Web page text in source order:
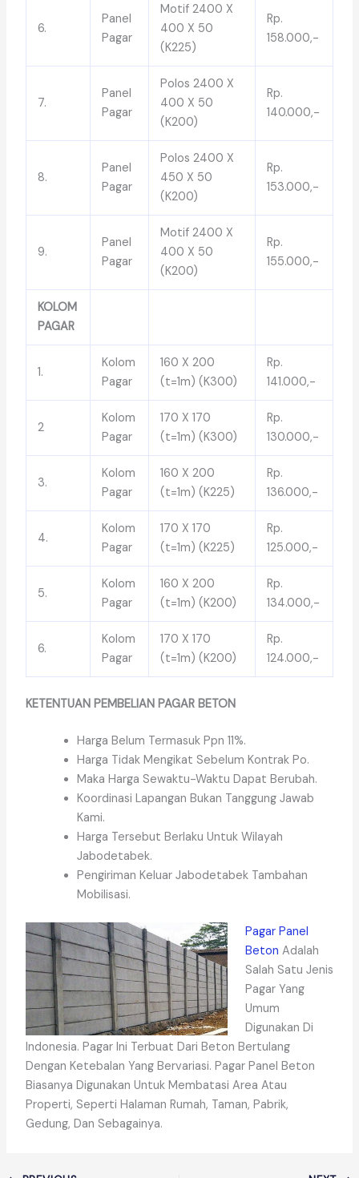
6.
Panel
Pagar
Motif 2400 X
400 X 50
(K225)
Rp.
158.000,-
7.
Panel
Pagar
Polos 2400 X
400 X 50
(K200)
Rp.
140.000,-
8.
Panel
Pagar
Polos 2400 X
450 X 50
(K200)
Rp.
153.000,-
9.
Panel
Pagar
Motif 2400 X
400 X 50
(K200)
Rp.
155.000,-
KOLOM
PAGAR
1.
Kolom
Pagar
160 X 200
(t=1m) (K300)
Rp.
141.000,-
2
Kolom
Pagar
170 X 170
(t=1m) (K300)
Rp.
130.000,-
3.
Kolom
Pagar
160 X 200
(t=1m) (K225)
Rp.
136.000,-
4.
Kolom
Pagar
170 X 170
(t=1m) (K225)
Rp.
125.000,-
5.
Kolom
Pagar
160 X 200
(t=1m) (K200)
Rp.
134.000,-
6.
Kolom
Pagar
170 X 170
(t=1m) (K200)
Rp.
124.000,-
KETENTUAN PEMBELIAN PAGAR BETON
Harga Belum Termasuk Ppn 11%.
Harga Tidak Mengikat Sebelum Kontrak Po.
Maka Harga Sewaktu-Waktu Dapat Berubah.
Koordinasi Lapangan Bukan Tanggung Jawab
Kami.
Harga Tersebut Berlaku Untuk Wilayah
Jabodetabek.
Pengiriman Keluar Jabodetabek Tambahan
Mobilisasi.
Pagar Panel
Beton Adalah
Salah Satu Jenis
Pagar Yang
Umum
Digunakan Di
Indonesia. Pagar Ini Terbuat Dari Beton Bertulang
Dengan Ketebalan Yang Bervariasi. Pagar Panel Beton
Biasanya Digunakan Untuk Membatasi Area Atau
Properti, Seperti Halaman Rumah, Taman, Pabrik,
Gedung, Dan Sebagainya.